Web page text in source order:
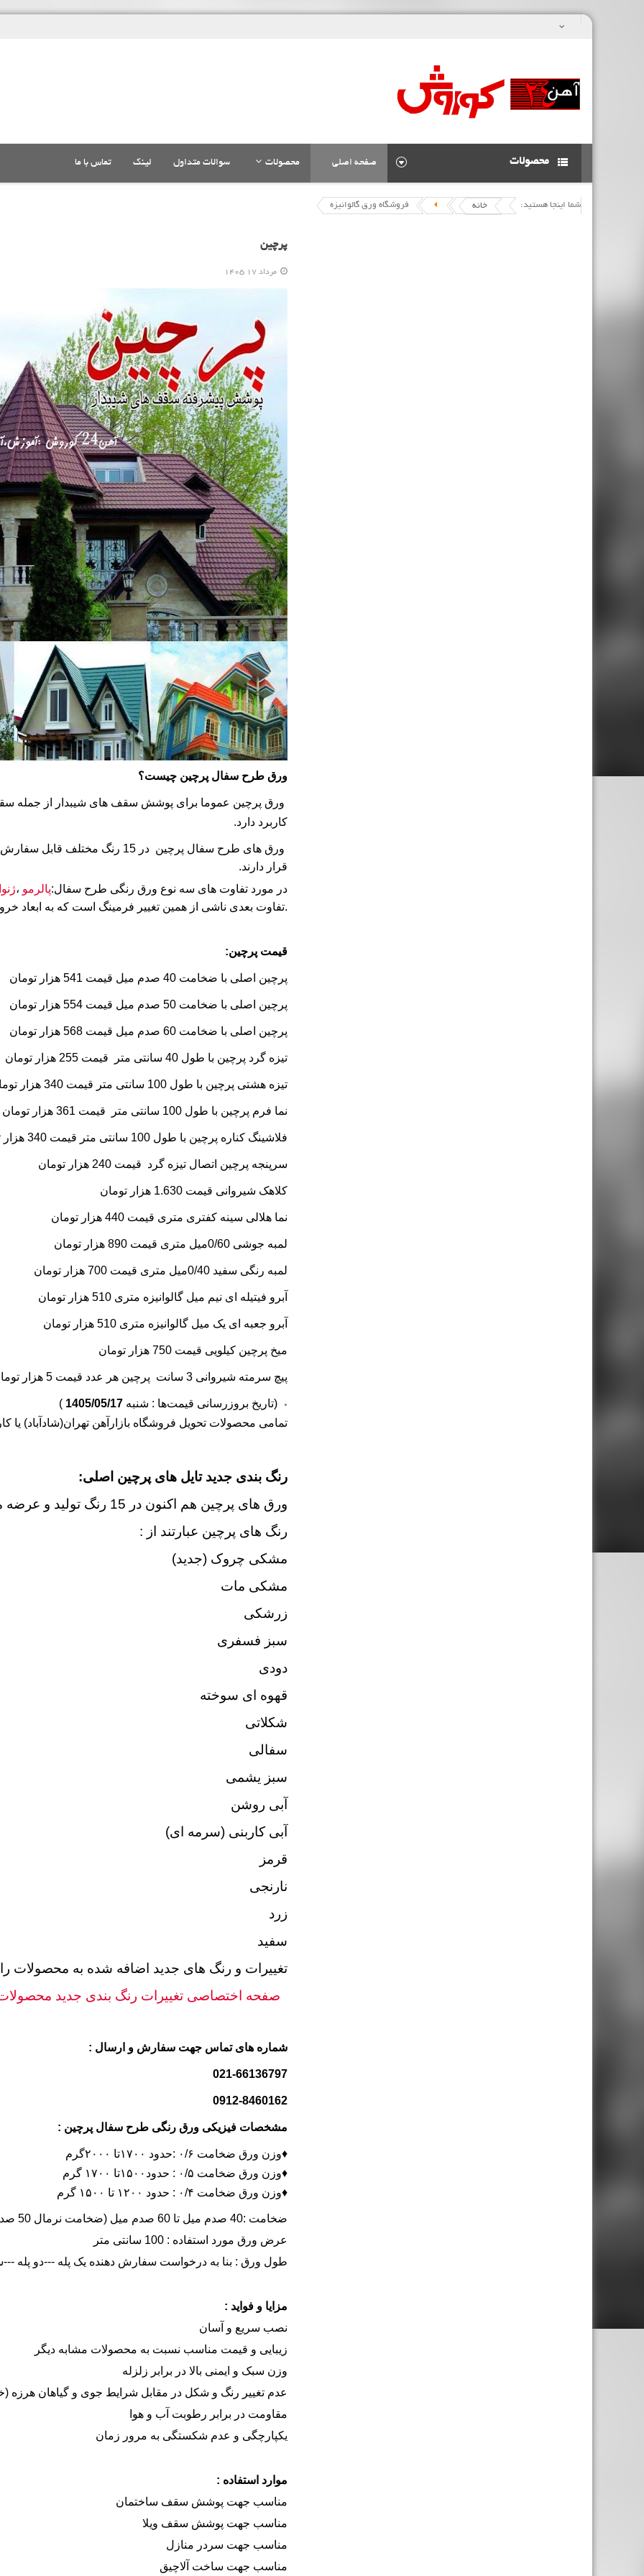
محصولات صفحه اصلی محصولات سوالات متداول لینک تماس با ما
شما اینجا هستید: خانه فروشگاه ورق گالوانیزه
پرچین
مرداد 17 1405
ورق طرح سفال پرچین چیست؟
ورق پرچین عموما برای پوشش سقف های شیبدار از جمله سقف
کاربرد دارد.
ورق های طرح سفال پرچین در 15
قرار دارند.
در مورد تفاوت های سه نوع ورق رنگی طرح سفال:پالرمو ،
.تفاوت بعدی ناشی از همین تغییر فرمینگ است که به
قیمت پرچین:
پرچین اصلی با ضخامت 40 صدم میل قیمت 541 هزار تومان
پرچین اصلی با ضخامت 50 صدم میل قیمت 554 هزار تومان
پرچین اصلی با ضخامت 60 صدم میل قیمت 568 هزار تومان
تیزه گرد پرچین با طول 40 سانتی متر قیمت 255 هزار تومان
تیزه هشتی پرچین با طول 100 سانتی متر قیمت 340 هزار
نما فرم پرچین با طول 100 سانتی متر قیمت 361 هزار تومان
فلاشینگ کناره پرچین با طول 100 سانتی متر قیمت 340 هزار تومان
سرپنجه پرچین اتصال تیزه گرد قیمت 240 هزار تومان
کلاهک شیروانی قیمت 1.630 هزار تومان
نما هلالی سینه کفتری متری قیمت 440 هزار تومان
لمبه جوشی 0/60میل متری قیمت 890 هزار تومان
لمبه رنگی سفید 0/40میل متری قیمت 700 هزار تومان
آبرو فیتیله ای نیم میل گالوانیزه متری 510 هزار تومان
آبرو جعبه ای یک میل گالوانیزه متری 510 هزار تومان
میخ پرچین کیلویی قیمت 750 هزار تومان
پیچ سرمته شیروانی 3 سانت پرچین هر عدد قیمت 5 هزار تومان
(تاریخ بروزرسانی قیمت‌ها : شنبه 1405/05/17
)
تمامی محصولات تحویل فروشگاه بازارآهن تهران(شادآباد) یا
رنگ بندی جدید تایل های پرچین اصلی:
ورق های پرچین هم اکنون در 15 رنگ تولید و عرضه می شود.
رنگ های پرچین عبارتند از :
مشکی چروک (جدید)
مشکی مات
زرشکی
سبز فسفری
دودی
قهوه ای سوخته
شکلاتی
سفالی
سبز یشمی
آبی روشن
آبی کاربنی (سرمه ای)
قرمز
نارنجی
زرد
سفید
تغییرات و رنگ های جدید اضافه شده به محصولات
صفحه اختصاصی تغییرات رنگ بندی جدید
شماره های تماس جهت سفارش و ارسال :
021-66136797
0912-8460162
مشخصات فیزیکی ورق رنگی طرح سفال پرچین :
♦️وزن ورق ضخامت ۰/۶ :حدود ۱۷۰۰تا ۲۰۰۰گرم
♦️وزن ورق ضخامت ۰/۵ : حدود۱۵۰۰تا ۱۷۰۰ گرم
♦️وزن ورق ضخامت ۰/۴ : حدود ۱۲۰۰ تا ۱۵۰۰ گرم
ضخامت :40 صدم میل تا 60 صدم میل (ضخامت نرمال 50 صدم میل می باشد)
عرض ورق مورد استفاده : 100 سانتی متر
طول ورق : بنا به درخواست سفارش دهنده یک پله ---دو پله
مزایا و فواید :
نصب سریع و آسان
زیبایی و قیمت مناسب نسبت به محصولات مشابه دیگر
وزن سبک و ایمنی بالا در برابر زلزله
عدم تغییر رنگ و شکل در مقابل شرایط جوی و گیاهان هرزه
مقاومت در برابر رطوبت آب و هوا
یکپارچگی و عدم شکستگی به مرور زمان
موارد استفاده :
مناسب جهت پوشش سقف ساختمان
مناسب جهت پوشش سقف ویلا
مناسب جهت سردر منازل
مناسب جهت ساخت آلاچیق